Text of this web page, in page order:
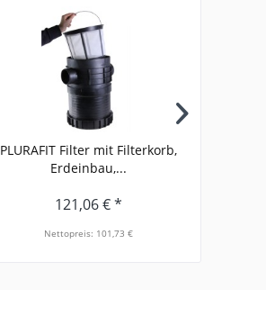
PLURAFIT Filter mit Filterkorb,
Erdeinbau,...
121,06 € *
Nettopreis: 101,73 €